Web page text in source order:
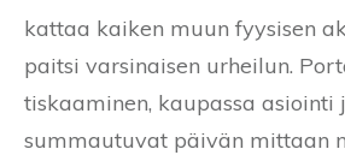
kattaa kaiken muun fyysisen
paitsi varsinaisen urheilun.
tiskaaminen, kaupassa asiointi
summautuvat päivän mittaan